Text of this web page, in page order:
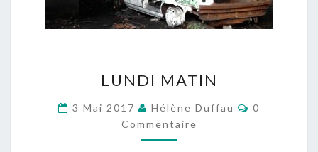
MATIN
LUNDI MATIN
3 Mai 2017 Hélène Duffau
0
Commentaire